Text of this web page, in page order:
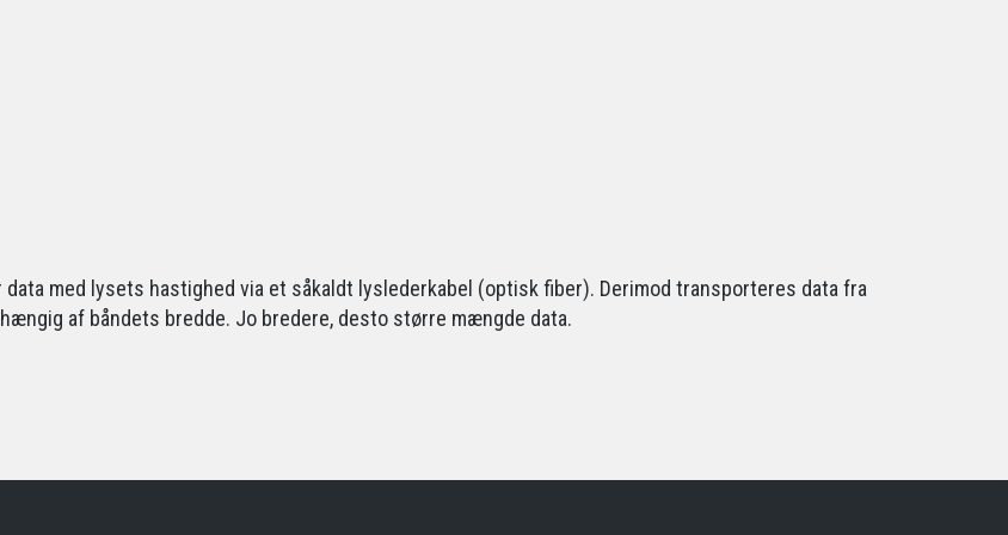
med lysets hastighed via et såkaldt lyslederkabel (optisk fiber). Derimod transporteres data fra
af båndets bredde. Jo bredere, desto større mængde data.